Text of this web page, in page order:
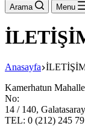
Arama Menu
Anasayfa
Kamerhatun
No:
14 / 140,
TEL: 0 (212) 245